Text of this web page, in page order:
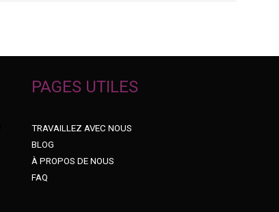
PAGES UTILES
TRAVAILLEZ AVEC NOUS
BLOG
À PROPOS DE NOUS
FAQ